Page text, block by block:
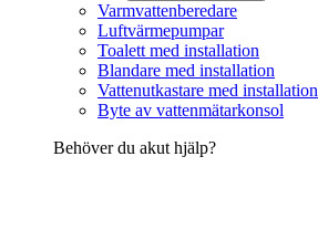
Varmvattenberedare
Luftvärmepumpar
Toalett med installation
Blandare med installation
Vattenutkastare med installation
Byte av vattenmätarkonsol
Behöver du akut hjälp?